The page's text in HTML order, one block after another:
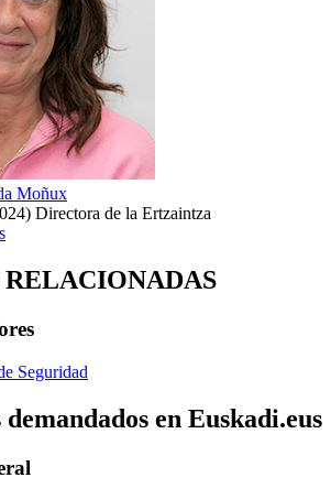
Moñux
Directora de la Ertzaintza
Seguridad
en Euskadi.eus